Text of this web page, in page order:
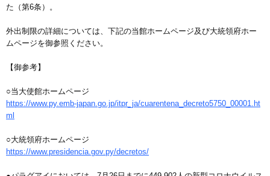
た（第6条）。
外出制限の詳細については、下記の当館ホームページ及び大統領府ホー
ムページを御参照ください。
【御参考】
○当大使館ホームページ
https://www.py.emb-japan.go.jp/itpr_ja/cuarentena_decreto5750_00001.ht
ml
○大統領府ホームページ
https://www.presidencia.gov.py/decretos/